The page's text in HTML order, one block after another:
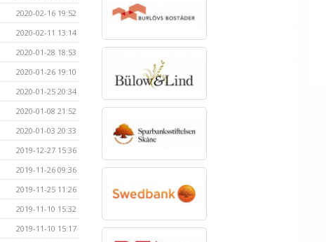
2020-02-16 19:52
2020-02-11 13:14
2020-01-28 18:53
2020-01-26 19:10
2020-01-25 20:34
2020-01-08 21:52
2020-01-03 20:33
2019-12-27 15:36
2019-11-26 09:36
2019-11-25 11:26
2019-11-10 15:32
2019-11-10 15:17